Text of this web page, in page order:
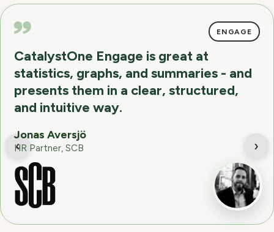
ENGAGE
CatalystOne Engage is great at
statistics, graphs, and summaries - and
presents them in a clear, structured,
and intuitive way.
Jonas Aversjö
HR Partner, SCB
‹ ›